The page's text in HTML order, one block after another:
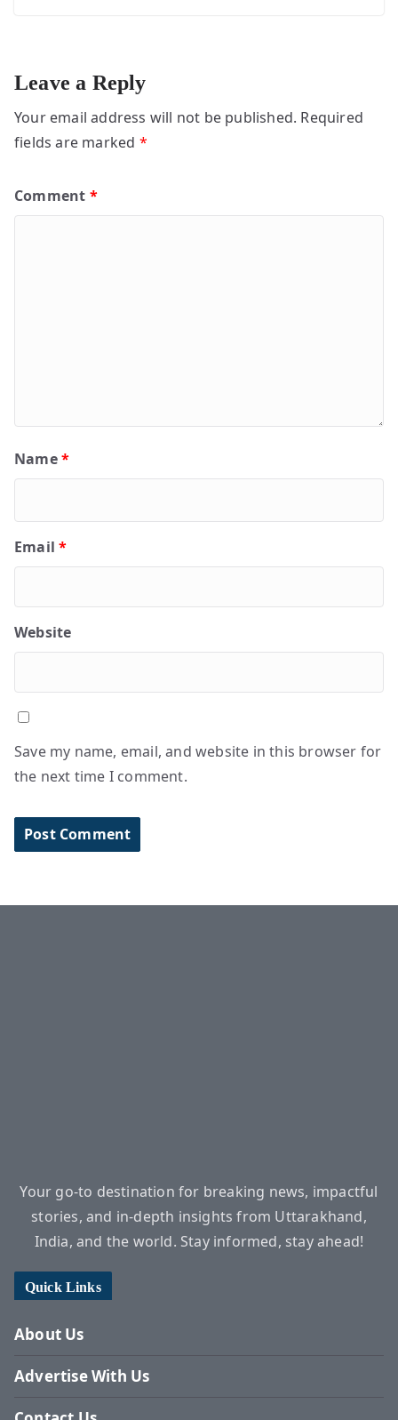
Leave a Reply
Your email address will not be published. Required
fields are marked *
Comment *
Name*
Email*
Website
Save my name, email, and website in this browser for
the next time I comment.
Your go-to destination for breaking news, impactful
stories, and in-depth insights from Uttarakhand,
India, and the world. Stay informed, stay ahead!
Quick Links
About Us
Advertise With Us